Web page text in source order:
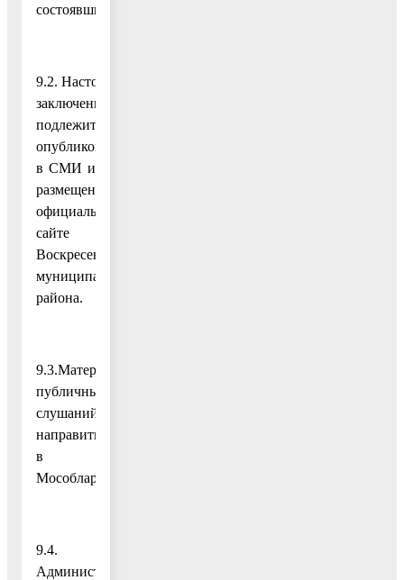
состоявшимися.
9.2. Настоящее
заключение
подлежит
опубликованию
в СМИ и
размещению на
официальном
сайте
Воскресенского
муниципального
района.
9.3.Материалы
публичных
слушаний
направить
в
Мособлархитектуру.
9.4.
Администрация